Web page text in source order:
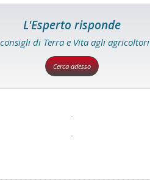
L'Esperto risponde
di Terra e Vita agli agricoltori
Cerca adesso